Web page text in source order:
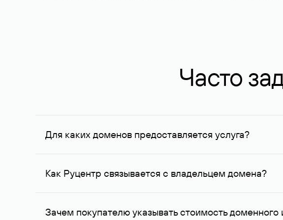
Часто
Для каких доменов предоставляется услуга?
Услуга доступна для доменов, зарегистрированных в
Как Руцентр связывается с владельцем домена?
Для связи с владельцем домена используются его контактные
Зачем покупателю указывать стоимость доменного